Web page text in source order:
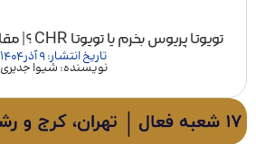
تویوتا پریوس بخرم یا تویوتا CHR ؟| مقایسه پریوس و CHR
تاریخ انتشار: 9 آذر 1404
نویسنده: شیوا جدیری